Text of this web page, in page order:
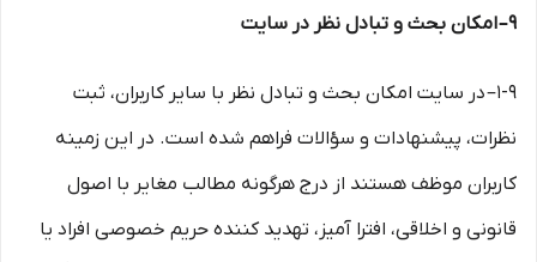
۹– امکان بحث و تبادل نظر در سایت
۱-۹– در سایت امکان بحث و تبادل نظر با سایر کاربران، ثبت
نظرات، پیشنهادات و سؤالات فراهم شده است. در این زمینه
کاربران موظف هستند از درج هرگونه مطالب مغایر با اصول
قانونی و اخلاقی، افترا آمیز، تهدید کننده حریم خصوصی افراد یا